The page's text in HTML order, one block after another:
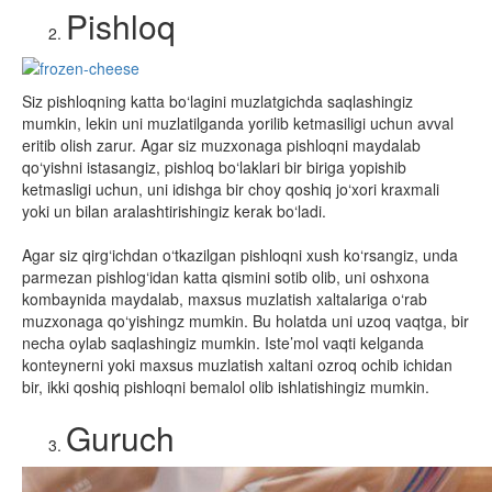
Pishloq
Siz pishloqning katta bo‘lagini muzlatgichda saqlashingiz
mumkin, lekin uni muzlatilganda yorilib ketmasiligi uchun avval
eritib olish zarur. Agar siz muzxonaga pishloqni maydalab
qo‘yishni istasangiz, pishloq bo‘laklari bir biriga yopishib
ketmasligi uchun, uni idishga bir choy qoshiq jo‘xori kraxmali
yoki un bilan aralashtirishingiz kerak bo‘ladi.
Agar siz qirg‘ichdan o‘tkazilgan pishloqni xush ko‘rsangiz, unda
parmezan pishlog‘idan katta qismini sotib olib, uni oshxona
kombaynida maydalab, maxsus muzlatish xaltalariga o‘rab
muzxonaga qo‘yishingz mumkin. Bu holatda uni uzoq vaqtga, bir
necha oylab saqlashingiz mumkin. Iste’mol vaqti kelganda
konteynerni yoki maxsus muzlatish xaltani ozroq ochib ichidan
bir, ikki qoshiq pishloqni bemalol olib ishlatishingiz mumkin.
Guruch